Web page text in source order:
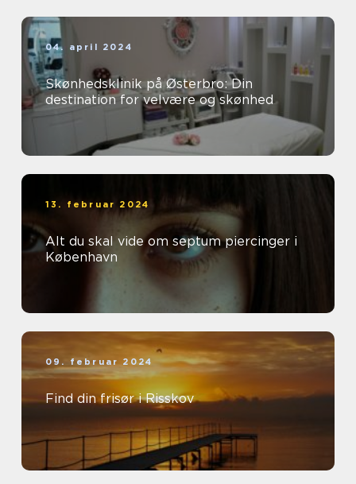
04. april 2024
Skønhedsklinik på Østerbro: Din
destination for velvære og skønhed
13. februar 2024
Alt du skal vide om septum piercinger i
København
09. februar 2024
Find din frisør i Risskov